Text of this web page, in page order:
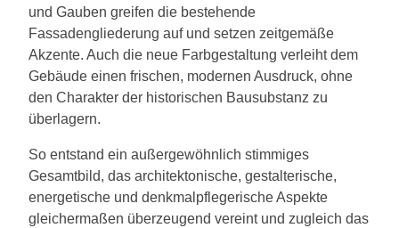
und Gauben greifen die bestehende
Fassadengliederung auf und setzen zeitgemäße
Akzente. Auch die neue Farbgestaltung verleiht dem
Gebäude einen frischen, modernen Ausdruck, ohne
den Charakter der historischen Bausubstanz zu
überlagern.
So entstand ein außergewöhnlich stimmiges
Gesamtbild, das architektonische, gestalterische,
energetische und denkmalpflegerische Aspekte
gleichermaßen überzeugend vereint und zugleich das